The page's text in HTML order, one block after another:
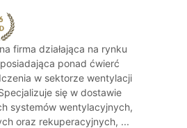
firma działająca na rynku
ponad ćwierć
w sektorze wentylacji
się w dostawie
systemów wentylacyjnych,
oraz rekuperacyjnych, ...